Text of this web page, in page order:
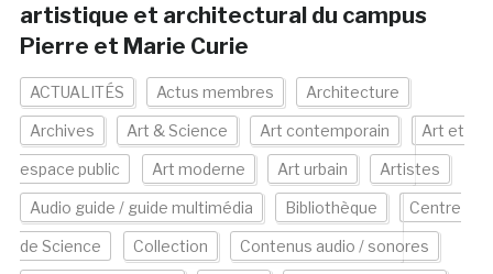
artistique et architectural du campus
Pierre et Marie Curie
ACTUALITÉS Actus membres Architecture
Archives Art & Science Art contemporain Art et
espace public Art moderne Art urbain Artistes
Audio guide / guide multimédia Bibliothèque Centre
de Science Collection Contenus audio / sonores